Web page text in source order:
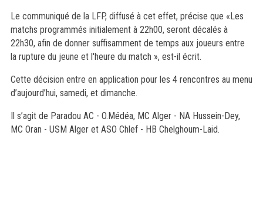
Le communiqué de la LFP, diffusé à cet effet, précise que «Les
matchs programmés initialement à 22h00, seront décalés à
22h30, afin de donner suffisamment de temps aux joueurs entre
la rupture du jeune et l'heure du match », est-il écrit.
Cette décision entre en application pour les 4 rencontres au menu
d’aujourd’hui, samedi, et dimanche.
Il s’agit de Paradou AC - O.Médéa, MC Alger - NA Hussein-Dey,
MC Oran - USM Alger et ASO Chlef - HB Chelghoum-Laid.